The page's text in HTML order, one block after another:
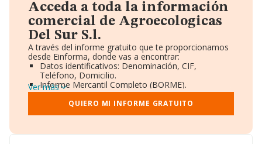
Acceda a toda la información
comercial de Agroecologicas
Del Sur S.l.
A través del informe gratuito que te proporcionamos
desde Einforma, donde vas a encontrar:
Datos identificativos: Denominación, CIF,
Teléfono, Domicilio.
Informe Mercantil Completo (BORME).
Gráficos de Evolución Ventas y Empleados.
Consejo de Administración y Administradores.
Directivos y Ejecutivos.
Ver más
QUIERO MI INFORME GRATUITO